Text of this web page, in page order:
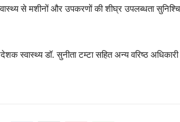
से मशीनों और उपकरणों की शीघ्र उपलब्धता
स्वास्थ्य डॉ. सुनीता टम्टा सहित अन्य वरिष्ठ